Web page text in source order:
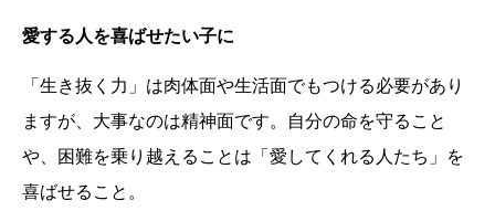
愛する人を喜ばせたい子に
「生き抜く力」は肉体面や生活面でもつける必要があり
ますが、大事なのは精神面です。自分の命を守ること
や、困難を乗り越えることは「愛してくれる人たち」を
喜ばせること。